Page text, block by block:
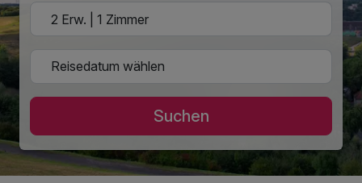
Suchen